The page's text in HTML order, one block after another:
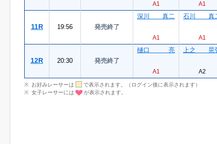
A1 A1
11R 19:56 発売終了
深川 真二
A1
石川 真
A1
12R 20:30 発売終了
樋口 亮
A1
上之 晃
A2
お好みレーサーは
で表示されます。（ログイン後に表示されます）
女子レーサーには
が表示されます。